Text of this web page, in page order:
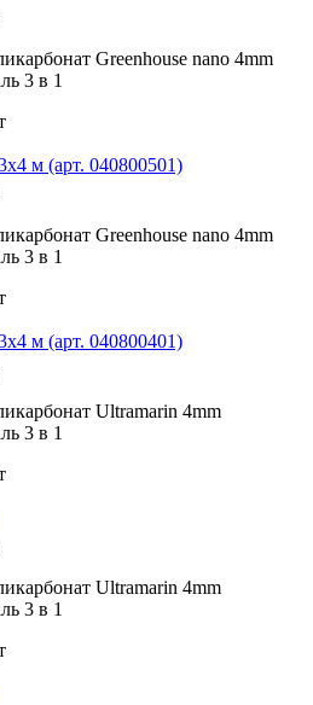
Greenhouse nano 4mm
3 в 1
м (арт. 040800501)
Greenhouse nano 4mm
3 в 1
м (арт. 040800401)
Ultramarin 4mm
3 в 1
Ultramarin 4mm
3 в 1